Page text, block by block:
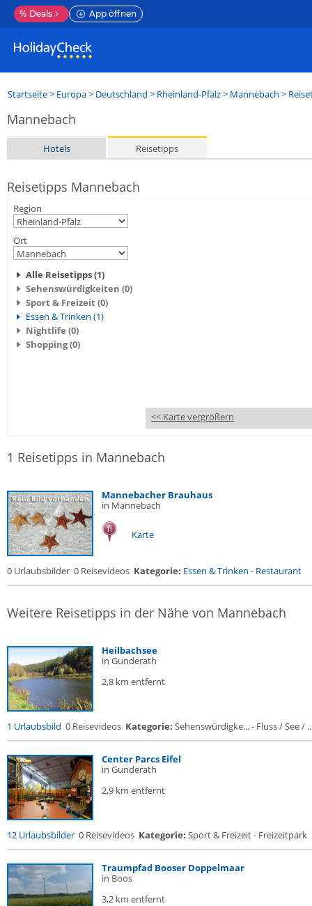
% Deals App öffnen
Startseite> Europa> Deutschland > Rheinland-Pfalz> Mannebach >
Mannebach
Hotels Reisetipps
Reisetipps Mannebach
Region
Ort
Alle Reisetipps (1)
Sehenswürdigkeiten (0)
Sport & Freizeit (0)
Essen & Trinken (1)
Nightlife (0)
Shopping (0)
<< Karte vergrößern
1 Reisetipps in Mannebach
Mannebacher Brauhaus
in Mannebach
Karte
0 Urlaubsbilder 0 Reisevideos Kategorie: Essen & Trinken - Restaurant
Weitere Reisetipps in der Nähe von Mannebach
Heilbachsee
in Gunderath
2,8 km entfernt
1 Urlaubsbild 0 Reisevideos Kategorie: Sehenswürdigke... - Fluss / See /
Center Parcs Eifel
in Gunderath
2,9 km entfernt
12 Urlaubsbilder 0 Reisevideos Kategorie: Sport & Freizeit - Freizeitpark
Traumpfad Booser Doppelmaar
in Boos
3,2 km entfernt